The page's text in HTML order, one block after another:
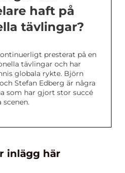
haft på
tävlingar?
presterat på en
tävlingar och har
globala rykte. Björn
Stefan Edberg är några
som har gjort stor succé
scenen.
inlägg här